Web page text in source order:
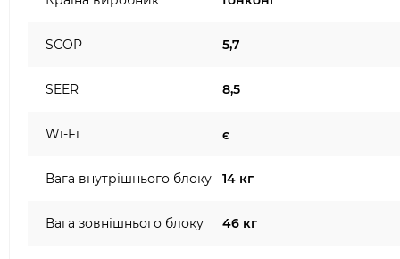
SCOP 5,7
SEER 8,5
Wi-Fi є
Вага внутрішнього блоку 14 кг
Вага зовнішнього блоку 46 кг